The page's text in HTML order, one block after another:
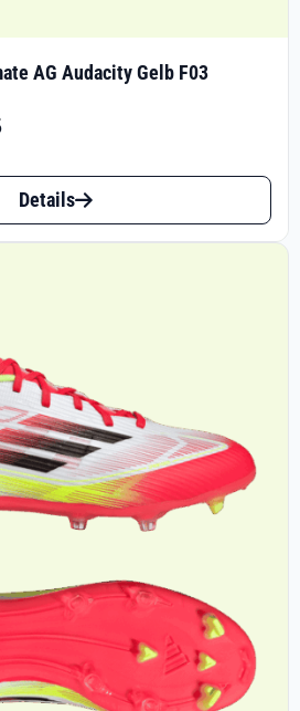
AG Audacity Gelb F03
Details